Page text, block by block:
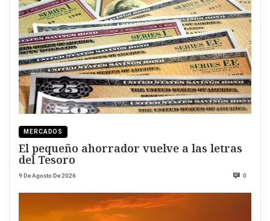
MERCADOS
El pequeño ahorrador vuelve a las letras
del Tesoro
9 De Agosto De 2026 0